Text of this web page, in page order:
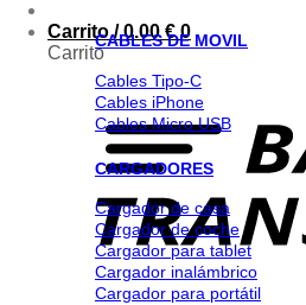
Carrito /0.00€ 0
Carrito
CABLES DE MOVIL
Cables Tipo-C
Cables iPhone
Cables Micro USB
CARGADORES
Cargador de casa
Cargador de coche
Cargador para tablet
Cargador inalámbrico
Cargador para portátil